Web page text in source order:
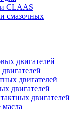
CLAAS
смазочных
двигателей
двигателей
двигателей
двигателей